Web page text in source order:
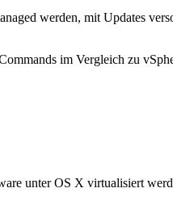
werden, mit Updates
im Vergleich zu
unter OS X virtualisiert